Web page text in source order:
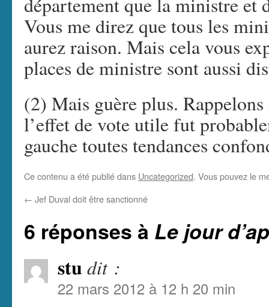
Vous me direz que tous les
aurez raison. Mais cela vous
places de ministre sont aussi
(2) Mais guère plus.
l’effet de vote utile fut
gauche toutes tendances
Ce contenu a été publié dans Uncategorized. Vous pouvez le
← Jef Duval doit être sanctionné
6 réponses à Le jour
stu dit :
22 mars 2012 à 12 h 20 min